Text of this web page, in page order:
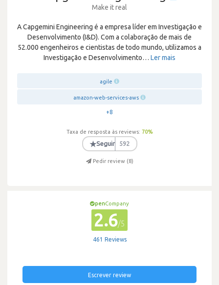
Make it real
A Capgemini Engineering é a empresa líder em Investigação e
Desenvolvimento (I&D). Com a colaboração de mais de
52.000 engenheiros e cientistas de todo mundo, utilizamos a
Investigação e Desenvolvimento… Ler mais
agile
amazon-web-services-aws
+8
Taxa de resposta às reviews: 70%
★Seguir 592
Pedir review (8)
penCompany
2.6/5
461 Reviews
Escrever review